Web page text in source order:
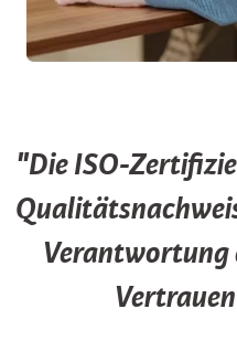
"Die ISO-
Verantwortung